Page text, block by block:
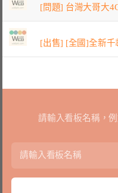
[問題] 台灣大哥大
[出售] [全國]全新千
請輸入看板名稱，例